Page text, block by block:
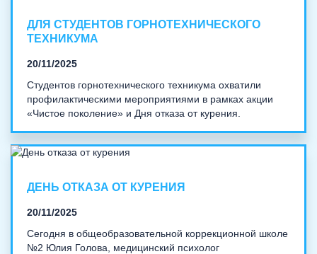
ДЛЯ СТУДЕНТОВ ГОРНОТЕХНИЧЕСКОГО
ТЕХНИКУМА
20/11/2025
Студентов горнотехнического техникума охватили
профилактическими мероприятиями в рамках акции
«Чистое поколение» и Дня отказа от курения.
ДЕНЬ ОТКАЗА ОТ КУРЕНИЯ
20/11/2025
Сегодня в общеобразовательной коррекционной школе
№2 Юлия Голова, медицинский психолог